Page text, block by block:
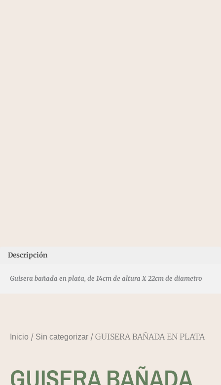
Descripción
Guisera bañada en plata, de 14cm de altura X 22cm de diametro
Inicio / Sin categorizar / GUISERA BAÑADA EN PLATA